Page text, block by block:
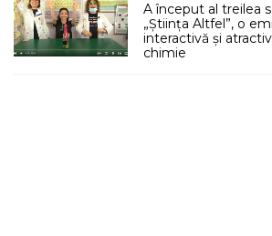
A început al treilea
„Știința Altfel”, o
interactivă și
chimie